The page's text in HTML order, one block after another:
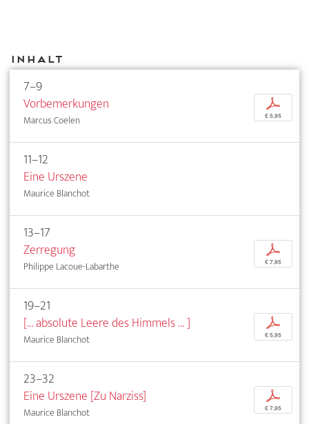
Inhalt
7–9
Vorbemerkungen
Marcus Coelen
p
€ 5,95
11–12
Eine Urszene
Maurice Blanchot
13–17
Zerregung
Philippe Lacoue-Labarthe
p
€ 7,95
19–21
[… absolute Leere des Himmels … ]
Maurice Blanchot
p
€ 5,95
23–32
Eine Urszene [Zu Narziss]
Maurice Blanchot
p
€ 7,95